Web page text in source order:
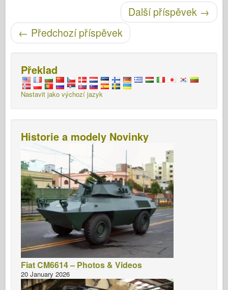
Další příspěvek →
← Předchozí příspěvek
Překlad
Nastavit jako výchozí jazyk
Historie a modely Novinky
Fiat CM6614 – Photos & Videos
20 January 2026